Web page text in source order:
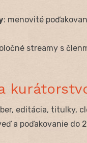
: menovité
streamy s
editácia, titulky,
a poďakovanie do